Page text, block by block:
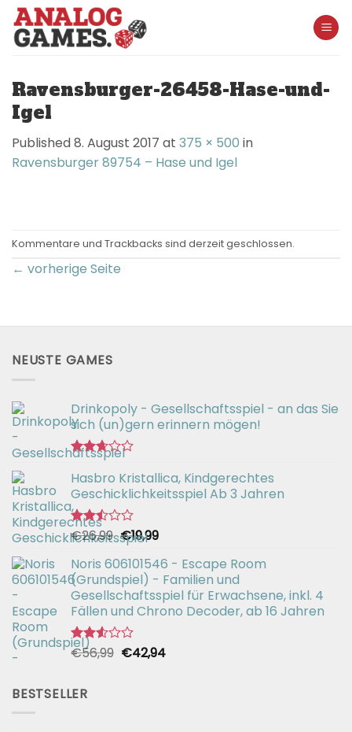
Skip
content
Ravensburger-26458-Hase-und-
Igel
Published8. August 2017 at 375 × 500 in
Ravensburger 89754 – Hase und Igel
Kommentare und Trackbacks sind derzeit geschlossen.
← vorherige Seite
NEUSTE GAMES
Drinkopoly - Gesellschaftsspiel - an das Sie
sich (un)gern erinnern mögen!
Bewertet
mit
2.67
von 5
Hasbro Kristallica, Kindgerechtes
Geschicklichkeitsspiel Ab 3 Jahren
Bewertet
mit
2.49
von 5
€26,99 Ursprünglicher
Preis
war:
€26,99
€19,99Aktueller
ist:
€19,99.
Noris 606101546 - Escape Room
(Grundspiel) - Familien und
Gesellschaftsspiel für Erwachsene, inkl. 4
Fällen und Chrono Decoder, ab 16 Jahren
Bewertet
von 5
€56,99 Ursprünglicher
€42,94Aktueller
BESTSELLER